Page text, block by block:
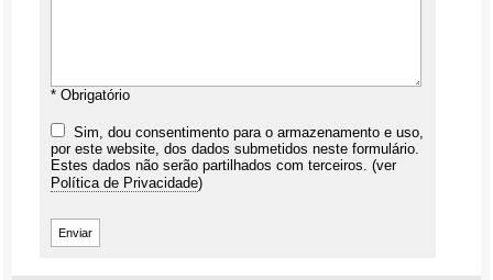
* Obrigatório
Sim, dou consentimento para o armazenamento e uso,
por este website, dos dados submetidos neste formulário.
Estes dados não serão partilhados com terceiros. (ver
Política de Privacidade)